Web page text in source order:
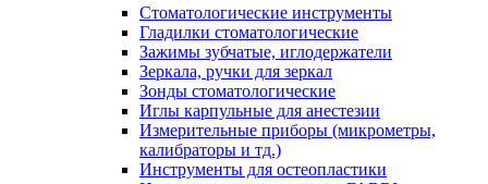
Стоматологические инструменты
Гладилки стоматологические
Зажимы зубчатые, иглодержатели
Зеркала, ручки для зеркал
Зонды стоматологические
Иглы карпульные для анестезии
Измерительные приборы (микрометры,
калибраторы и тд.)
Инструменты для остеопластики